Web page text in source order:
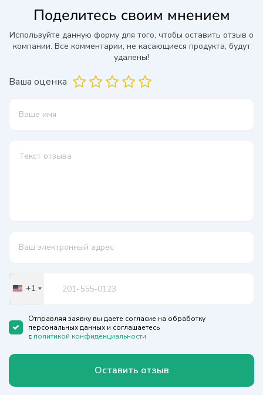
Поделитесь своим мнением
Используйте данную форму для того, чтобы оставить отзыв о
компании. Все комментарии, не касающиеся продукта, будут
удалены!
Ваша оценка
United
+1
Отправляя заявку вы даете согласие на обработку
персональных данных и соглашаетесь
с политикой конфиденциальности
Оставить отзыв